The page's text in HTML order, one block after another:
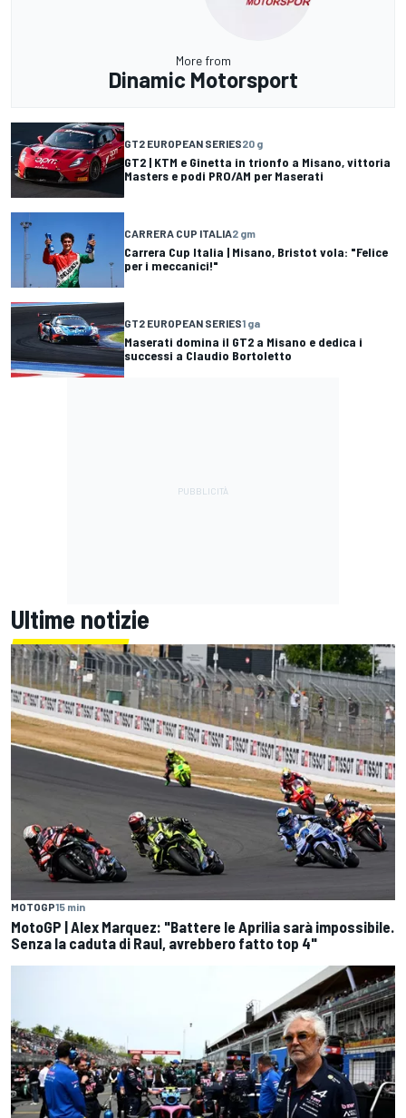
More from
Dinamic Motorsport
GT2 EUROPEAN SERIES20 g
GT2 | KTM e Ginetta in trionfo a Misano, vittoria
Masters e podi PRO/AM per Maserati
CARRERA CUP ITALIA2 gm
Carrera Cup Italia | Misano, Bristot vola: "Felice
per i meccanici!"
GT2 EUROPEAN SERIES1 ga
Maserati domina il GT2 a Misano e dedica i
successi a Claudio Bortoletto
Ultime notizie
MOTOGP15 min
MotoGP | Alex Marquez: "Battere le Aprilia sarà impossibile.
Senza la caduta di Raul, avrebbero fatto top 4"